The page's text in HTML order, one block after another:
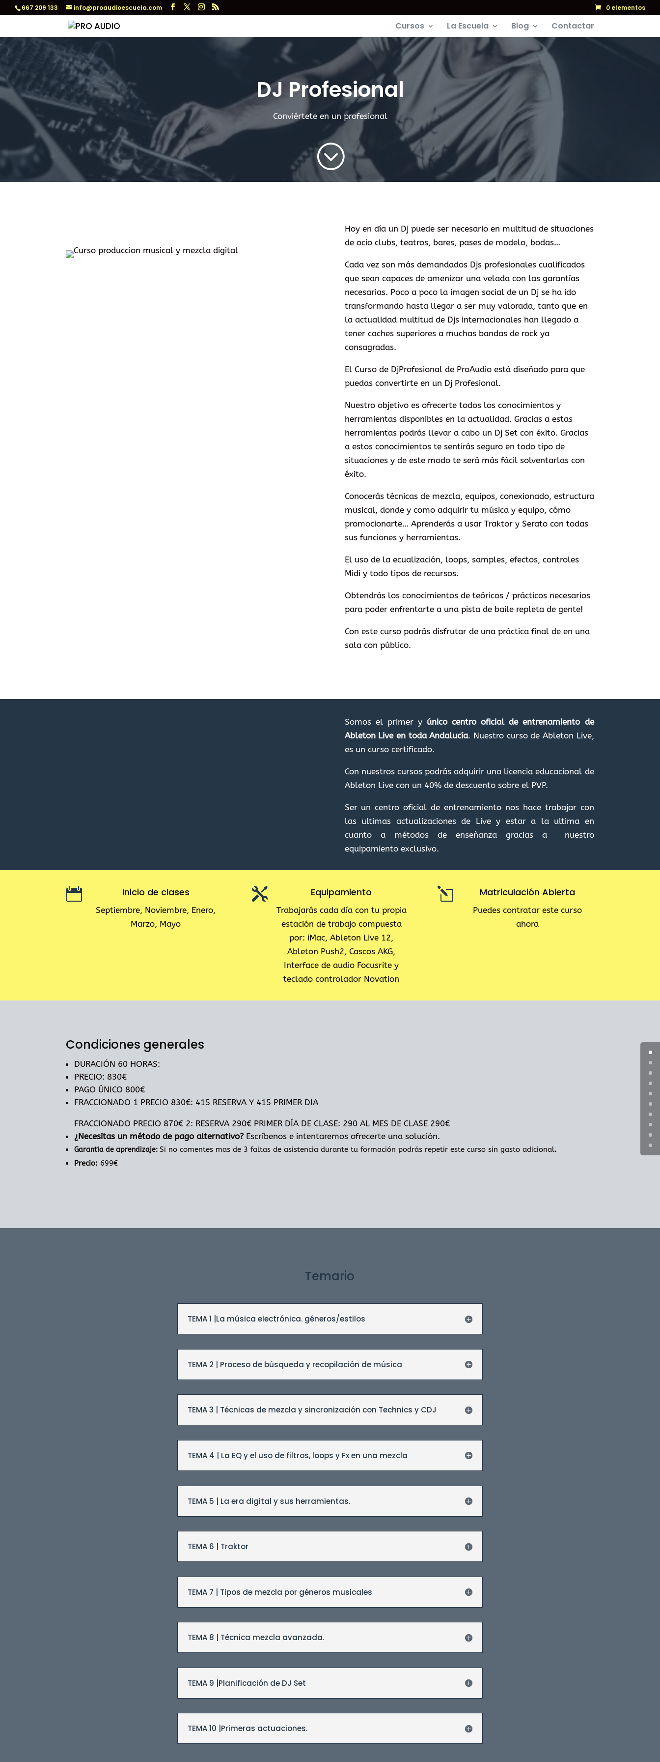
667 209 133 info@proaudioescuela.com 0 elementos
Cursos La Escuela Blog Contactar
DJ Profesional
Conviértete en un profesional
;
Hoy en día un Dj puede ser necesario en multitud de situaciones
de ocio clubs, teatros, bares, pases de modelo, bodas…
Cada vez son más demandados Djs profesionales cualificados
que sean capaces de amenizar una velada con las garantías
necesarias. Poco a poco la imagen social de un Dj se ha ido
transformando hasta llegar a ser muy valorada, tanto que en
la actualidad multitud de Djs internacionales han llegado a
tener caches superiores a muchas bandas de rock ya
consagradas.
El Curso de DjProfesional de ProAudio está diseñado para que
puedas convertirte en un Dj Profesional.
Nuestro objetivo es ofrecerte todos los conocimientos y
herramientas disponibles en la actualidad. Gracias a estas
herramientas podrás llevar a cabo un Dj Set con éxito. Gracias
a estos conocimientos te sentirás seguro en todo tipo de
situaciones y de este modo te será más fácil solventarlas con
éxito.
Conocerás técnicas de mezcla, equipos, conexionado, estructura
musical, donde y como adquirir tu música y equipo, cómo
promocionarte… Aprenderás a usar Traktor y Serato con todas
sus funciones y herramientas.
El uso de la ecualización, loops, samples, efectos, controles
Midi y todo tipos de recursos.
Obtendrás los conocimientos de teóricos / prácticos necesarios
para poder enfrentarte a una pista de baile repleta de gente!
Con este curso podrás disfrutar de una práctica final de en una
sala con público.
Somos el primer y único centro oficial de entrenamiento de
Ableton Live en toda Andalucía. Nuestro curso de Ableton Live,
es un curso certificado.
Con nuestros cursos podrás adquirir una licencia educacional de
Ableton Live con un 40% de descuento sobre el PVP.
Ser un centro oficial de entrenamiento nos hace trabajar con
las ultimas actualizaciones de Live y estar a la ultima en
cuanto a métodos de enseñanza gracias a nuestro
equipamiento exclusivo.
 Inicio de clases
Septiembre, Noviembre, Enero,
Marzo, Mayo
 Equipamiento
Trabajarás cada día con tu propia
estación de trabajo compuesta
por: iMac, Ableton Live 12,
Ableton Push2, Cascos AKG,
Interface de audio Focusrite y
teclado controlador Novation
l Matriculación Abierta
Puedes contratar este curso
ahora
Condiciones generales
DURACIÓN 60 HORAS:
PRECIO: 830€
PAGO ÚNICO 800€
FRACCIONADO 1 PRECIO 830€: 415 RESERVA Y 415 PRIMER DIA
FRACCIONADO PRECIO 870€ 2: RESERVA 290€ PRIMER DÍA DE CLASE: 290 AL MES DE CLASE 290€
¿Necesitas un método de pago alternativo?Escríbenos e intentaremos ofrecerte una solución.
Garantía de aprendizaje:Si no comentes mas de 3 faltas de asistencia durante tu formación podrás repetir este curso sin gasto adicional.
Precio: 699€
Temario
TEMA 1 |La música electrónica. géneros/estilos
TEMA 2 | Proceso de búsqueda y recopilación de música
TEMA 3 | Técnicas de mezcla y sincronización con Technics y CDJ
TEMA 4 | La EQ y el uso de filtros, loops y Fx en una mezcla
TEMA 5 | La era digital y sus herramientas.
TEMA 6 | Traktor
TEMA 7 | Tipos de mezcla por géneros musicales
TEMA 8 | Técnica mezcla avanzada.
TEMA 9 |Planificación de DJ Set
TEMA 10 |Primeras actuaciones.